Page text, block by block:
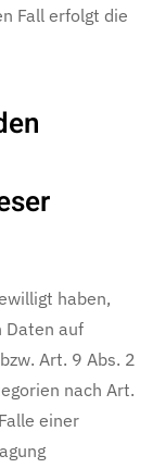
Fall erfolgt die
haben,
Daten auf
Art. 9 Abs. 2
nach Art.
einer